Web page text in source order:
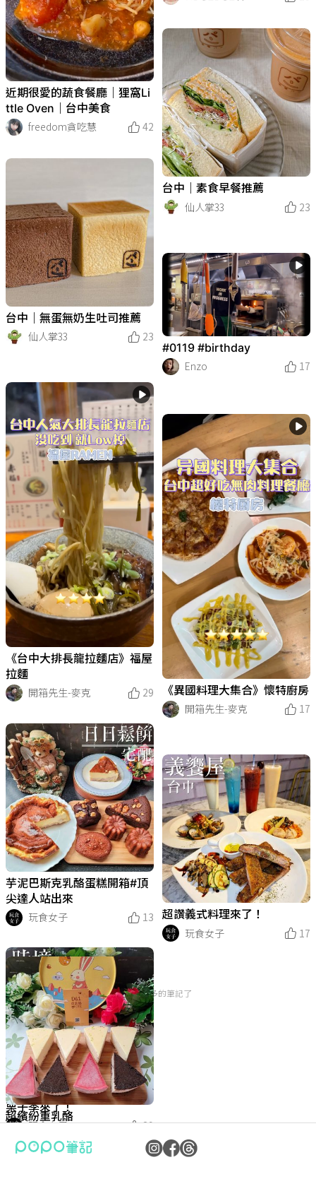
近期很愛的蔬食餐廳｜狸窩Li
ttle Oven｜台中美食
freedom貪吃慧
42
台中｜素食早餐推薦
仙人掌33
23
台中｜無蛋無奶生吐司推薦
仙人掌33
23
#0119 #birthday
Enzo
17
《台中大排長龍拉麵店》福屋
拉麵
開箱先生-麥克
29
《異國料理大集合》懷特廚房
開箱先生-麥克
17
芋泥巴斯克乳酪蛋糕開箱#頂
尖達人站出來
玩食女子
13
超讚義式料理來了！
玩食女子
17
栗子季來了！
玩食女子
29
超繽紛重乳酪
沒有更多的筆記了